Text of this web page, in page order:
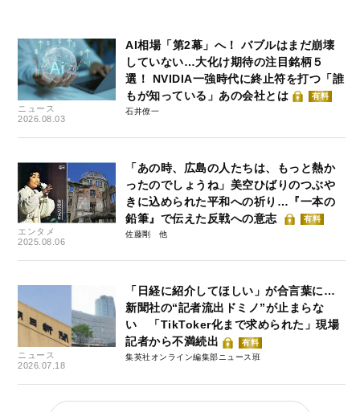
ニュース
2026.08.03
AI相場「第2幕」へ！ バブルはまだ崩壊
していない…大化け期待の注目銘柄５
選！ NVIDIA一強時代に終止符を打つ「誰
もが知っている」あの会社とは
有料
石井僚一
エンタメ
2025.08.06
「あの時、広島の人たちは、もっと熱か
ったのでしょうね」美空ひばりのつぶや
きに込められた平和への祈り…『一本の
鉛筆』で伝えた反戦への意志
有料
佐藤剛
ニュース
2026.07.18
「日経に紹介してほしい」が合言葉に…
新聞社の“記者流出ドミノ”が止まらな
い 「TikToker化まで求められた」現場
記者から不満続出
有料
集英社オンライン編集部ニュース班